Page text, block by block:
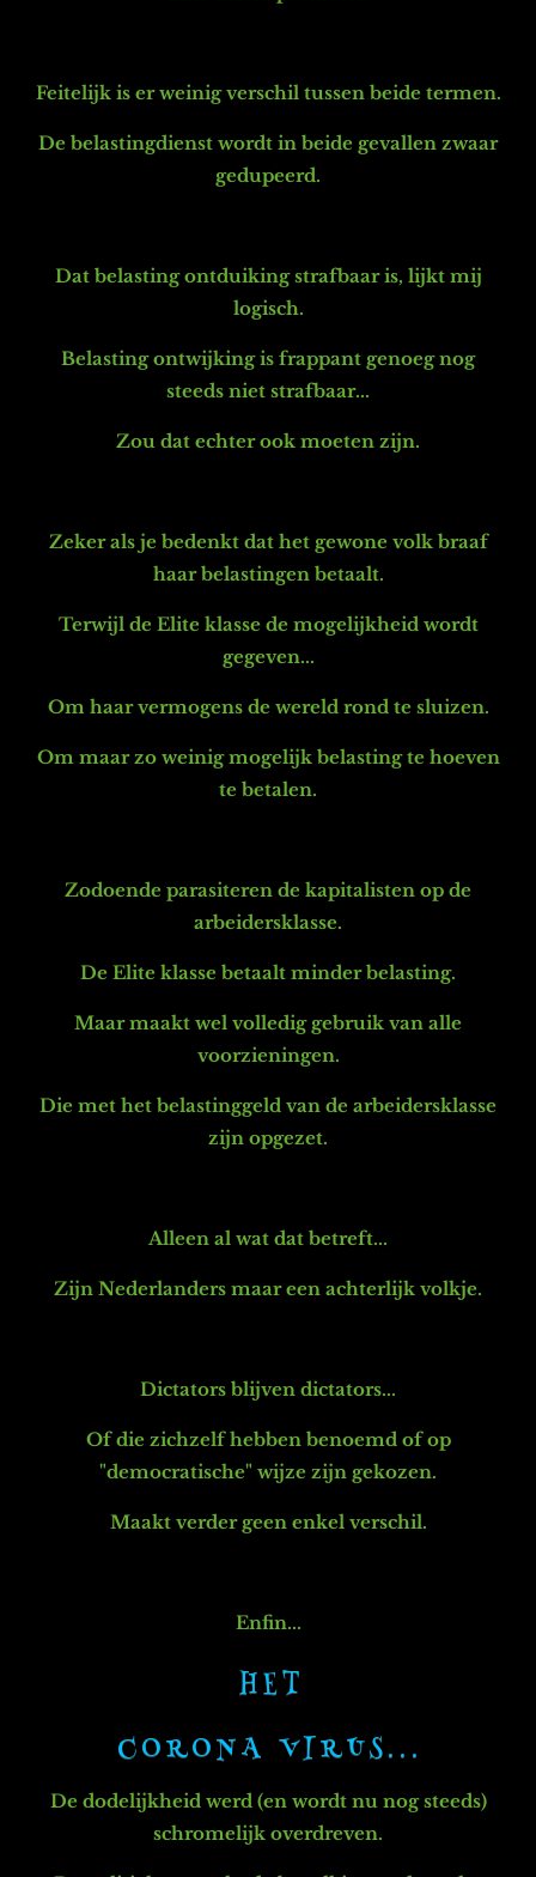
Feitelijk is er weinig verschil tussen beide termen.
De belastingdienst wordt in beide gevallen zwaar
gedupeerd.
Dat belasting ontduiking strafbaar is, lijkt mij
logisch.
Belasting ontwijking is frappant genoeg nog
steeds niet strafbaar...
Zou dat echter ook moeten zijn.
Zeker als je bedenkt dat het gewone volk braaf
haar belastingen betaalt.
Terwijl de Elite klasse de mogelijkheid wordt
gegeven...
Om haar vermogens de wereld rond te sluizen.
Om maar zo weinig mogelijk belasting te hoeven
te betalen.
Zodoende parasiteren de kapitalisten op de
arbeidersklasse.
De Elite klasse betaalt minder belasting.
Maar maakt wel volledig gebruik van alle
voorzieningen.
Die met het belastinggeld van de arbeidersklasse
zijn opgezet.
Alleen al wat dat betreft...
Zijn Nederlanders maar een achterlijk volkje.
Dictators blijven dictators...
Of die zichzelf hebben benoemd of op
"democratische" wijze zijn gekozen.
Maakt verder geen enkel verschil.
Enfin...
H E T
C O R O N A V I R U S . . .
De dodelijkheid werd (en wordt nu nog steeds)
schromelijk overdreven.